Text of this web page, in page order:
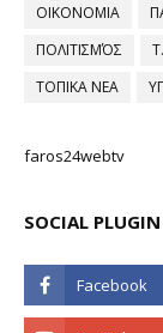
ΟΙΚΟΝΟΜΙΑ
ΠΟΛΙΤΙΣΜΌΣ
ΤΟΠΙΚΑ ΝΕΑ
faros24webtv
SOCIAL PLUGIN